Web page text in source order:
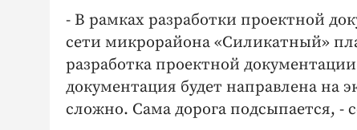
- В рамках разработки проектной
сети микрорайона «Силикатный»
разработка проектной
документация будет направлена на
сложно. Сама дорога подсыпается, -